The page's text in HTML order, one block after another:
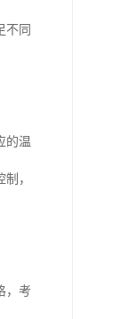
不同
的温
，
，考